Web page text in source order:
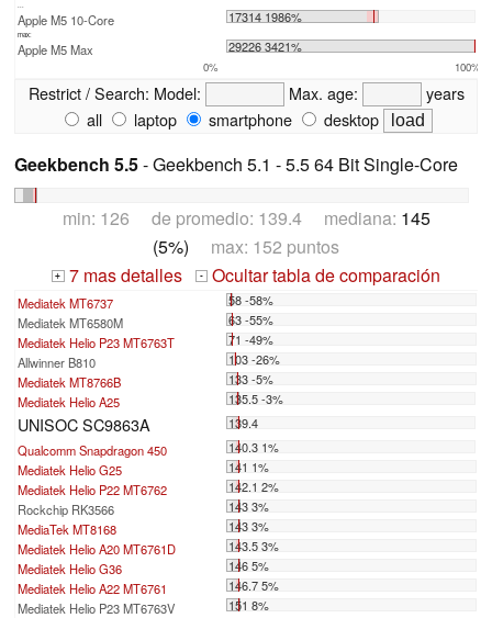
Apple M5 10-Core 17314 1986%
max:
Apple M5 Max 29226 3421%
0% 100%
Restrict / Search: Model: Max. age:
years
all
laptop smartphone desktop
Geekbench 5.5- Geekbench 5.1 - 5.5 64 Bit Single-Core
min: 126 de promedio: 139.4 mediana: 145
(5%) max: 152 puntos
+ 7 mas detalles - Ocultar tabla de comparación
Mediatek MT6737
58 -58%
Mediatek MT6580M
63 -55%
Mediatek Helio P23 MT6763T
71 -49%
Allwinner B810
103 -26%
Mediatek MT8766B
133 -5%
Mediatek Helio A25
135.5 -3%
UNISOC SC9863A
139.4
Qualcomm Snapdragon 450
140.3 1%
Mediatek Helio G25
141 1%
Mediatek Helio P22 MT6762
142.1 2%
Rockchip RK3566
143 3%
MediaTek MT8168
143 3%
Mediatek Helio A20 MT6761D
143.5 3%
Mediatek Helio G36
146 5%
Mediatek Helio A22 MT6761
146.7 5%
Mediatek Helio P23 MT6763V
151 8%